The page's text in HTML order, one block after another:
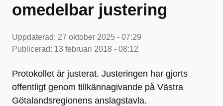
omedelbar justering
Uppdaterad: 27 oktober 2025 - 07:29
Publicerad: 13 februari 2018 - 08:12
Protokollet är justerat. Justeringen har gjorts
offentligt genom tillkännagivande på Västra
Götalandsregionens anslagstavla.